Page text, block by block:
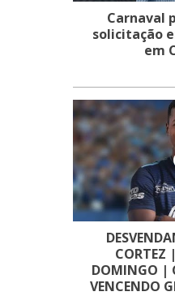
Carnaval
solicitação
em
CORTEZ
DOMINGO |
VENCENDO